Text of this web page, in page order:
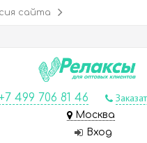
сайта
499 706 81 46
Москва
Вход